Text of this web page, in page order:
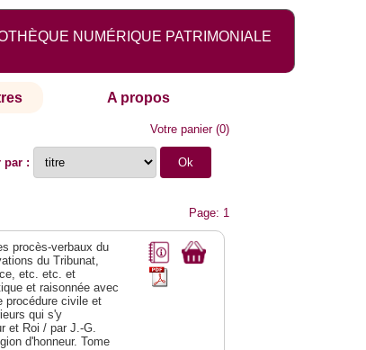
NUMÉRIQUE PATRIMONIALE
A propos
Votre panier(0)
par :
Page: 1
procès-verbaux du
du Tribunat,
etc. etc. et
et raisonnée avec
procédure civile et
qui s'y
et Roi / par J.-G.
d'honneur. Tome